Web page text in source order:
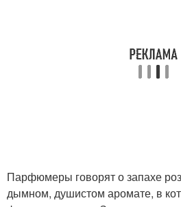
Парфюмеры говорят о запахе
дымном, душистом аромате, в